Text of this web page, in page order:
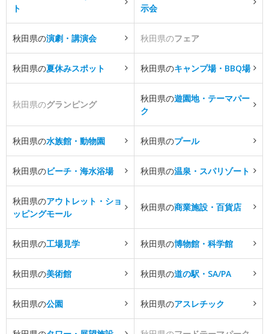
ト
示会
秋田県の演劇・講演会 秋田県のフェア
秋田県の夏休みスポット 秋田県のキャンプ場・BBQ場
秋田県のグランピング
秋田県の遊園地・テーマパー
ク
秋田県の水族館・動物園 秋田県のプール
秋田県のビーチ・海水浴場 秋田県の温泉・スパリゾート
秋田県のアウトレット・ショ
ッピングモール
秋田県の商業施設・百貨店
秋田県の工場見学 秋田県の博物館・科学館
秋田県の美術館 秋田県の道の駅・SA/PA
秋田県の公園 秋田県のアスレチック